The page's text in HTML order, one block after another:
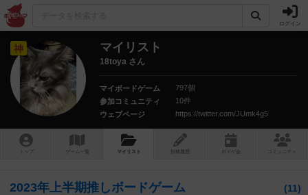
ログイン
神 マイリスト
18toya さん
マイボードゲーム
797個
参加コミュニティ
10件
ウェブページ
https://twitter.com/JUmk4g5
トップ ゲーム一覧 マイリスト 投稿履歴 ボ ドゲ コミュニティ
2023年上半期推しボードゲーム 11